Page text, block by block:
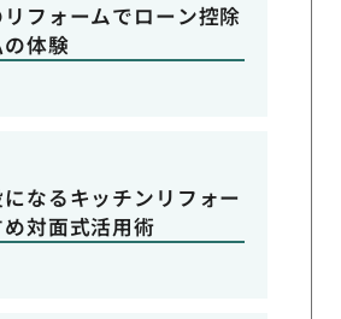
フォームでローン控除
体験
なるキッチンリフォー
対面式活用術